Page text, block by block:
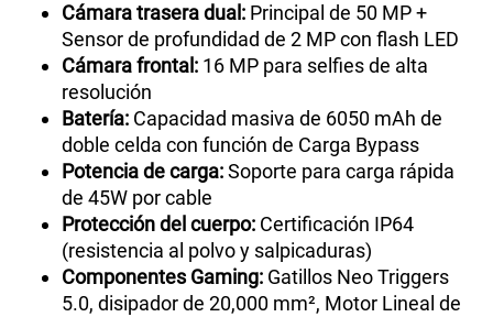
Cámara trasera dual: Principal de 50 MP +
Sensor de profundidad de 2 MP con flash LED
Cámara frontal: 16 MP para selfies de alta
resolución
Batería: Capacidad masiva de 6050 mAh de
doble celda con función de Carga Bypass
Potencia de carga:Soporte para carga rápida
de 45W por cable
Protección del cuerpo: Certificación IP64
(resistencia al polvo y salpicaduras)
Componentes Gaming: Gatillos Neo Triggers
5.0, disipador de 20,000 mm², Motor Lineal de